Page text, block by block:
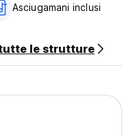
Asciugamani inclusi
le strutture